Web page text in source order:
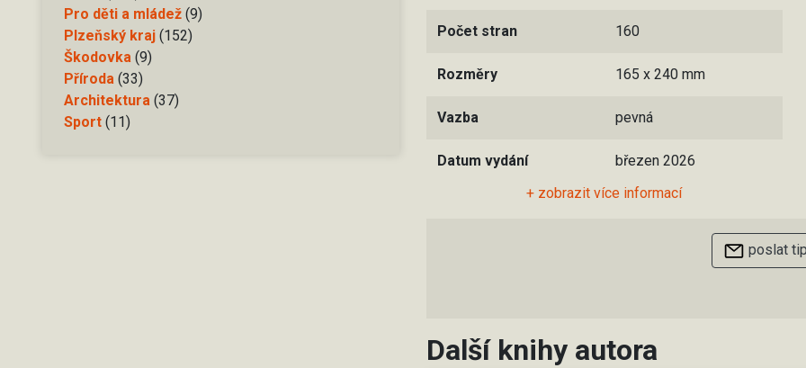
Pro děti a mládež (9)
Plzeňský kraj (152)
Škodovka (9)
Příroda (33)
Architektura (37)
Sport (11)
Počet stran 160
Rozměry 165 x 240 mm
Vazba pevná
Datum vydání
březen 2026
+ zobrazit více informací
poslat
Další knihy autora